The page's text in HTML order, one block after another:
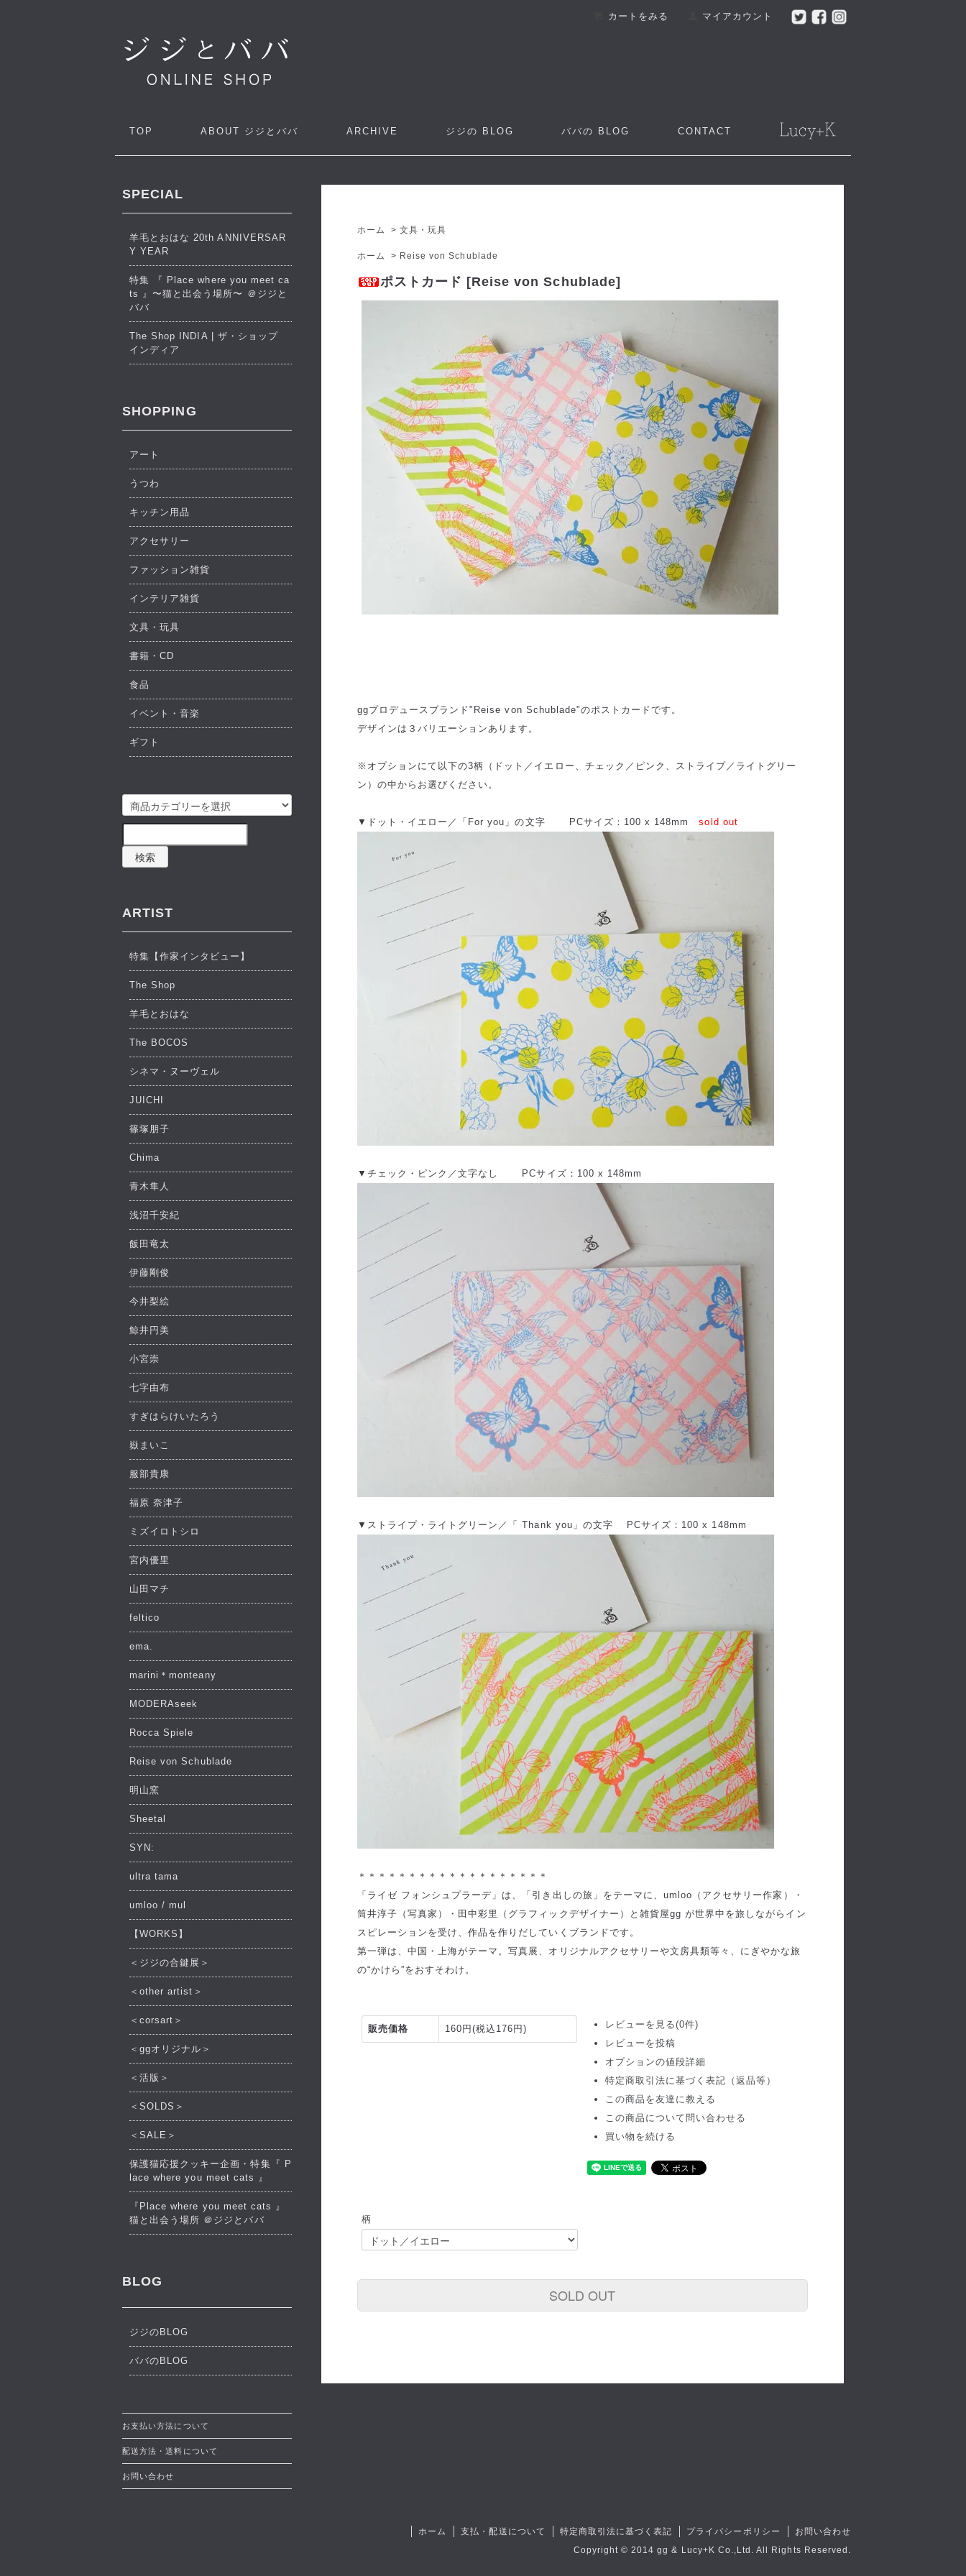
カートをみる マイアカウント
TOP ABOUT ジジとババ ARCHIVE ジジの BLOG ババの BLOG CONTACT
ホーム >文具・玩具
ホーム > Reise von Schublade
ポストカード [Reise von Schublade]
ggプロデュースブランド"Reise von Schublade"のポストカードです。
デザインは３バリエーションあります。
※オプションにて以下の3柄（ドット／イエロー、チェック／ピンク、ストライプ／ライトグリー
ン）の中からお選びください。
▼ドット・イエロー／「For you」の文字 PCサイズ：100 x 148mmsold out
▼チェック・ピンク／文字なし PCサイズ：100 x 148mm
▼ストライプ・ライトグリーン／「 Thank you」の文字 PCサイズ：100 x 148mm
＊＊＊＊＊＊＊＊＊＊＊＊＊＊＊＊＊＊＊
「ライゼ フォンシュプラーデ」は、「引き出しの旅」をテーマに、umloo（アクセサリー作家）・
筒井淳子（写真家）・田中彩里（グラフィックデザイナー）と雑貨屋gg が世界中を旅しながらイン
スピレーションを受け、作品を作りだしていくブランドです。
第一弾は、中国・上海がテーマ。写真展、オリジナルアクセサリーや文房具類等々、にぎやかな旅
の“かけら”をおすそわけ。
販売価格 160円(税込176円)
レビューを見る(0件)
レビューを投稿
オプションの値段詳細
特定商取引法に基づく表記（返品等）
この商品を友達に教える
この商品について問い合わせる
買い物を続ける
柄
SOLD OUT
SPECIAL
羊毛とおはな 20th ANNIVERSAR
Y YEAR
特集 『 Place where you meet ca
ts 』〜猫と出会う場所〜 ＠ジジと
ババ
The Shop INDIA | ザ・ショップ
インディア
SHOPPING
アート
うつわ
キッチン用品
アクセサリー
ファッション雑貨
インテリア雑貨
文具・玩具
書籍・CD
食品
イベント・音楽
ギフト
検索
ARTIST
特集【作家インタビュー】
The Shop
羊毛とおはな
The BOCOS
シネマ・ヌーヴェル
JUICHI
篠塚朋子
Chima
青木隼人
浅沼千安紀
飯田竜太
伊藤剛俊
今井梨絵
鯨井円美
小宮崇
七字由布
すぎはらけいたろう
嶽まいこ
服部貴康
福原 奈津子
ミズイロトシロ
宮内優里
山田マチ
feltico
ema.
marini＊monteany
MODERAseek
Rocca Spiele
Reise von Schublade
明山窯
Sheetal
SYN:
ultra tama
umloo / mul
【WORKS】
＜ジジの合鍵展＞
＜other artist＞
＜corsart＞
＜ggオリジナル＞
＜活版＞
＜SOLDS＞
＜SALE＞
保護猫応援クッキー企画・特集『 P
lace where you meet cats 』
『Place where you meet cats 』
猫と出会う場所 ＠ジジとババ
BLOG
ジジのBLOG
ババのBLOG
お支払い方法について
配送方法・送料について
お問い合わせ
ホーム 支払・配送について 特定商取引法に基づく表記 プライバシーポリシー
お問い合わせ
Copyright © 2014 gg & Lucy+K Co.,Ltd. All Rights Reserved.